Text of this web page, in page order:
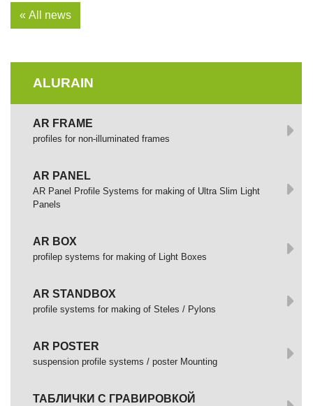
« All news
ALURAIN
AR FRAME
profiles for non-illuminated frames
AR PANEL
AR Panel Profile Systems for making of Ultra Slim Light
Panels
AR BOX
profilep systems for making of Light Boxes
AR STANDBOX
profile systems for making of Steles / Pylons
AR POSTER
suspension profile systems / poster Mounting
ТАБЛИЧКИ С ГРАВИРОВКОЙ